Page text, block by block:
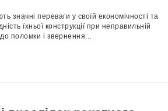
значні переваги у своїй економічності та
їхньої конструкції при неправильній
поломки і звернення...